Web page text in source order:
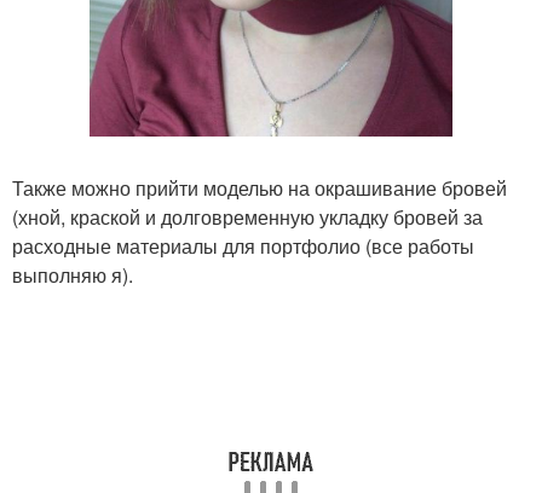
Также можно прийти моделью на окрашивание бровей
(хной, краской и долговременную укладку бровей за
расходные материалы для портфолио (все работы
выполняю я).